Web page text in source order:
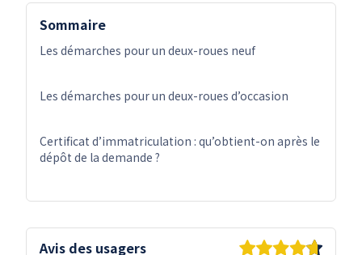
Sommaire
Les démarches pour un deux-roues neuf
Les démarches pour un deux-roues d’occasion
Certificat d’immatriculation : qu’obtient-on après le
dépôt de la demande ?
Avis des usagers